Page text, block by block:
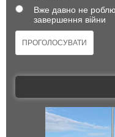
Вже давно не
завершення війни